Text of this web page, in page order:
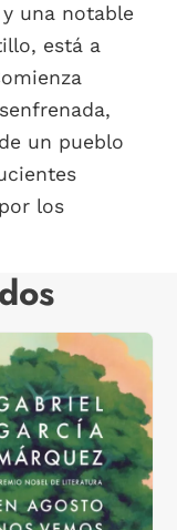
una notable
está a
un pueblo
los